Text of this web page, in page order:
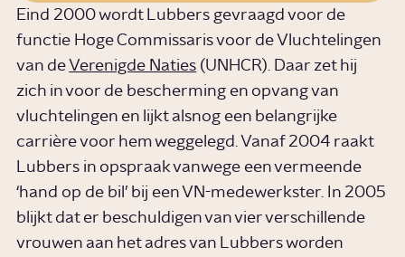
Eind 2000 wordt Lubbers gevraagd voor de
functie Hoge Commissaris voor de Vluchtelingen
van de Verenigde Naties (UNHCR). Daar zet hij
zich in voor de bescherming en opvang van
vluchtelingen en lijkt alsnog een belangrijke
carrière voor hem weggelegd. Vanaf 2004 raakt
Lubbers in opspraak vanwege een vermeende
‘hand op de bil’ bij een VN-medewerkster. In 2005
blijkt dat er beschuldigen van vier verschillende
vrouwen aan het adres van Lubbers worden